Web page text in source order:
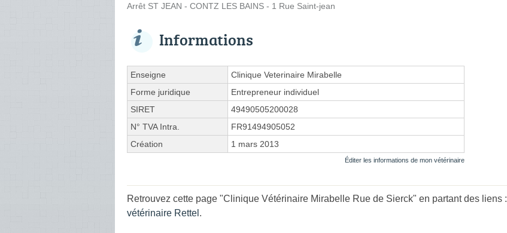
Arrêt ST JEAN - CONTZ LES BAINS - 1 Rue Saint-jean
Informations
Enseigne
Clinique Veterinaire Mirabelle
Forme juridique
Entrepreneur individuel
SIRET
49490505200028
N° TVA Intra.
FR91494905052
Création
1 mars 2013
Éditer les informations de mon vétérinaire
Retrouvez cette page "Clinique Vétérinaire Mirabelle Rue de Sierck" en partant des liens :
vétérinaire Rettel .